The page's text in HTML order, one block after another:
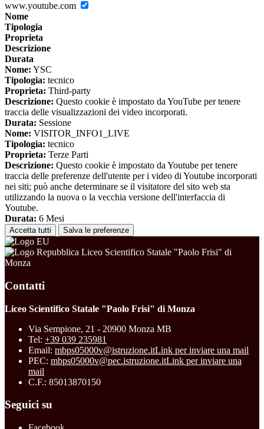
www.youtube.com
Nome
Tipologia
Proprieta
Descrizione
Durata
Nome: YSC
Tipologia: tecnico
Proprieta: Third-party
Descrizione: Questo cookie è impostato da YouTube per tenere
traccia delle visualizzazioni dei video incorporati.
Durata: Sessione
Nome: VISITOR_INFO1_LIVE
Tipologia: tecnico
Proprieta: Terze Parti
Descrizione: Questo cookie è impostato da Youtube per tenere
traccia delle preferenze dell'utente per i video di Youtube incorporati
nei siti; può anche determinare se il visitatore del sito web sta
utilizzando la nuova o la vecchia versione dell'interfaccia di
Youtube.
Durata: 6 Mesi
Accetta tutti Salva le preferenze
Liceo Scientifico Statale "Paolo Frisi" di
Monza
Contatti
Liceo Scientifico Statale "Paolo Frisi" di Monza
Via Sempione, 21 - 20900 Monza MB
Tel: +39 039 235981
Email: mbps05000v@istruzione.itLink per inviare una mail
PEC: mbps05000v@pec.istruzione.itLink per inviare una
mail
C.F.: 85013870150
Seguici su